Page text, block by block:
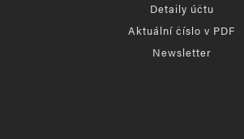
Detaily účtu
Aktuální číslo v PDF
Newsletter